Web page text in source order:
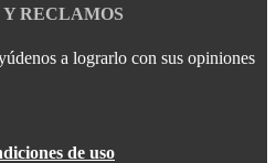
Y RECLAMOS
a lograrlo con sus opiniones
de uso